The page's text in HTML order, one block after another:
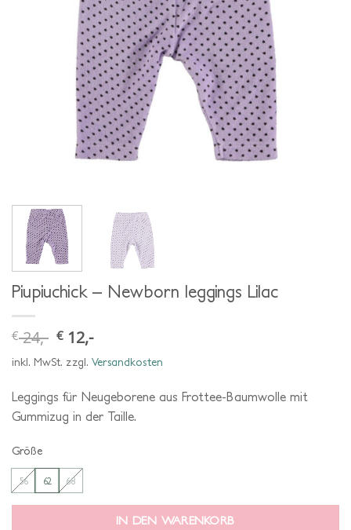
Piupiuchick – Newborn leggings Lilac
€24,- ursprünglicher
preis
war:
€ 24,-
€ 12,-aktueller
ist:
€ 12,-.
inkl. MwSt. zzgl. Versandkosten
Leggings für Neugeborene aus Frottee-Baumwolle mit
Gummizug in der Taille.
Größe
56 62 68
IN DEN WARENKORB